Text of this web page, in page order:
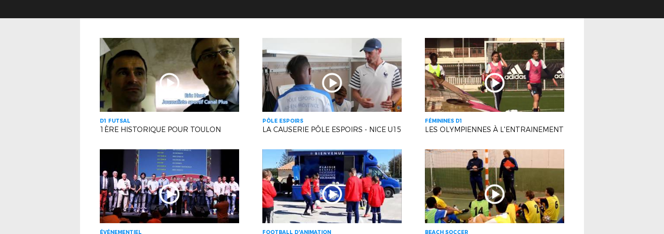
D1 FUTSAL
1ÈRE HISTORIQUE POUR TOULON
PÔLE ESPOIRS
LA CAUSERIE PÔLE ESPOIRS - NICE U15
FÉMININES D1
LES OLYMPIENNES À L'ENTRAINEMENT
ÉVÉNEMENTIEL FOOTBALL D'ANIMATION BEACH SOCCER